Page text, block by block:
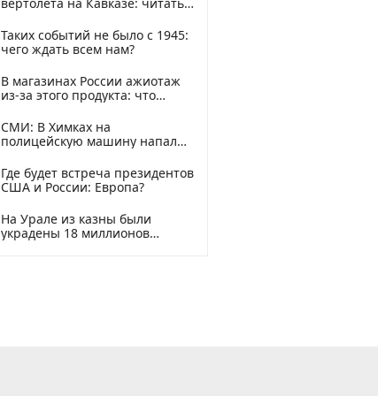
Таких событий не было с 1945:
чего ждать всем нам?
В магазинах России ажиотаж
из-за этого продукта: что
СМИ: В Химках на
полицейскую машину напали
Где будет встреча президентов
США и России: Европа?
На Урале из казны были
украдены 18 миллионов